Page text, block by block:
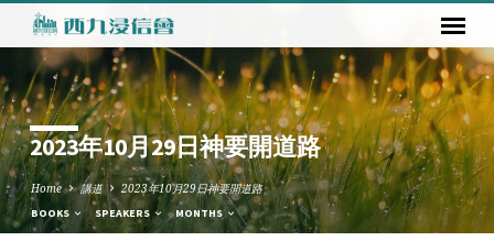
2023年10月29日神要開道路
Home 講道 2023年10月29日神要開道路
BOOKS SPEAKERS MONTHS